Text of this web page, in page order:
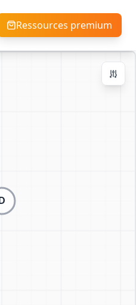
Ressources premium
Centrer